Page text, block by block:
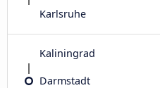
Karlsruhe
Kaliningrad
Darmstadt